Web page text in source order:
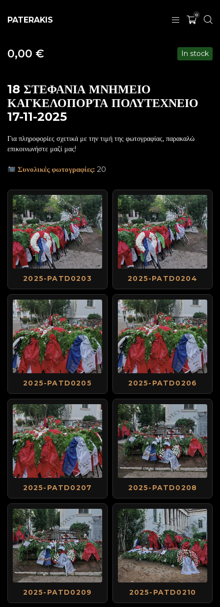
PATERAKIS
0
18 ΣΤΕΦΑΝΙΑ ΜΝΗΜΕΙΟ
ΚΑΓΚΕΛΟΠΟΡΤΑ ΠΟΛΥΤΕΧΝΕΙΟ
17-11-2025
0,00 € In stock
Για πληροφορίες σχετικά με την τιμή της φωτογραφίας, παρακαλώ
επικοινωνήστε μαζί μας!
Συνολικές φωτογραφίες: 20
2025-PATD0203 2025-PATD0204
2025-PATD0205 2025-PATD0206
2025-PATD0207 2025-PATD0208
2025-PATD0209 2025-PATD0210